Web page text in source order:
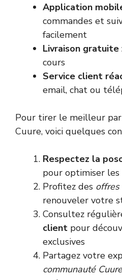
Application
commandes et
facilement
Livraison gratuite
cours
Service client
email, chat ou
Pour tirer le meilleur
Cuure, voici quelques
Respectez la
pour optimiser les
Profitez des offres
renouveler votre
Consultez
client pour
exclusives
Partagez votre
communauté Cuure